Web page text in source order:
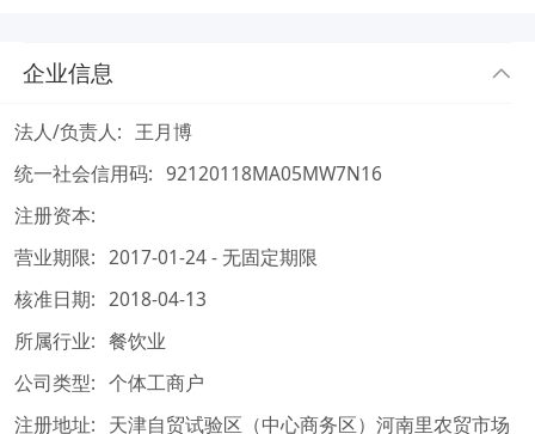
企业信息
法人/负责人: 王月博
统一社会信用码: 92120118MA05MW7N16
注册资本:
营业期限: 2017-01-24 - 无固定期限
核准日期: 2018-04-13
所属行业: 餐饮业
公司类型: 个体工商户
注册地址: 天津自贸试验区（中心商务区）河南里农贸市场